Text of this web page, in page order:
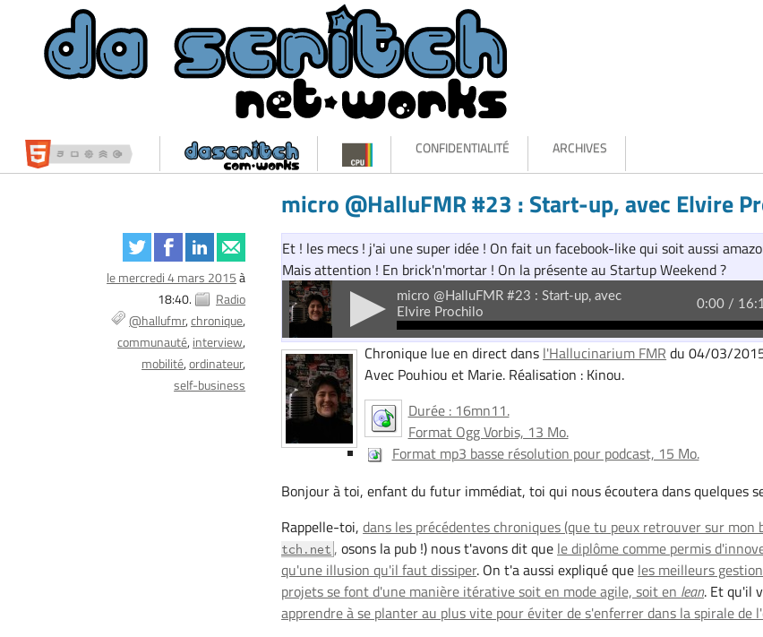
CONFIDENTIALITÉ ARCHIVES
micro @HalluFMR #23 : Start-up, avec Elvire
le mercredi 4 mars 2015à
18:40.
Radio
@hallufmr chronique
communauté interview
mobilité ordinateur
self-business
Et ! les mecs ! j'ai une super idée ! On fait un facebook-like qui soit aussi
Mais attention ! En brick'n'mortar ! On la présente au Startup Weekend ?
Chronique lue en direct dans l'Hallucinarium FMR du 04/03/
Avec Pouhiou et Marie. Réalisation : Kinou.
Durée : 16mn11.
Format Ogg Vorbis, 13 Mo.
Format mp3 basse résolution pour podcast, 15 Mo.
Bonjour à toi, enfant du futur immédiat, toi qui nous écoutera dans quelques
Rappelle-toi,dans les précédentes chroniques (que tu peux retrouver sur mon
tch.net , osons la pub !) nous t'avons dit que le diplôme comme permis
qu'une illusion qu'il faut dissiper. On t'a aussi expliqué que les meilleurs
projets se font d'une manière itérative soit en mode agile, soit en lean. Et qu'il
apprendre à se planter au plus vite pour éviter de s'enferrer dans la spirale de